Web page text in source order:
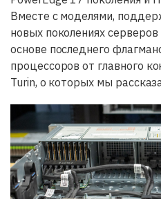
Вместе с моделями,
новых поколениях
основе последнего
процессоров от главного
Turin, о которых мы